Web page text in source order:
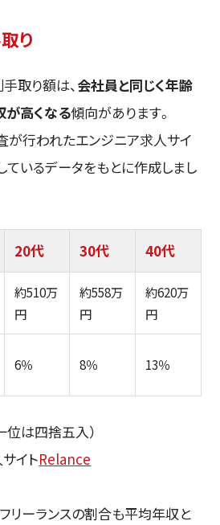
り
取り額は、 会社員と同じく年齢
が高くなる傾向があります。
が行われたエンジニア求人サイ
ているデータをもとに作成しまし
20代 30代 40代
約510万
円
約558万
円
約620万
円
6％ 8％ 13％
は四捨五入）
イトRelance
リーランスの割合も平均年収と